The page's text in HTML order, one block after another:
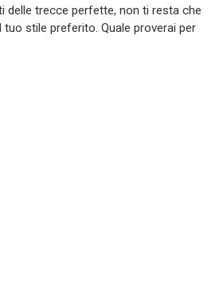
delle trecce perfette, non ti resta che
stile preferito. Quale proverai per